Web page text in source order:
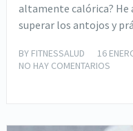
altamente calórica? He
superar los antojos y
BY FITNESSALUD 16
NO HAY COMENTARIOS